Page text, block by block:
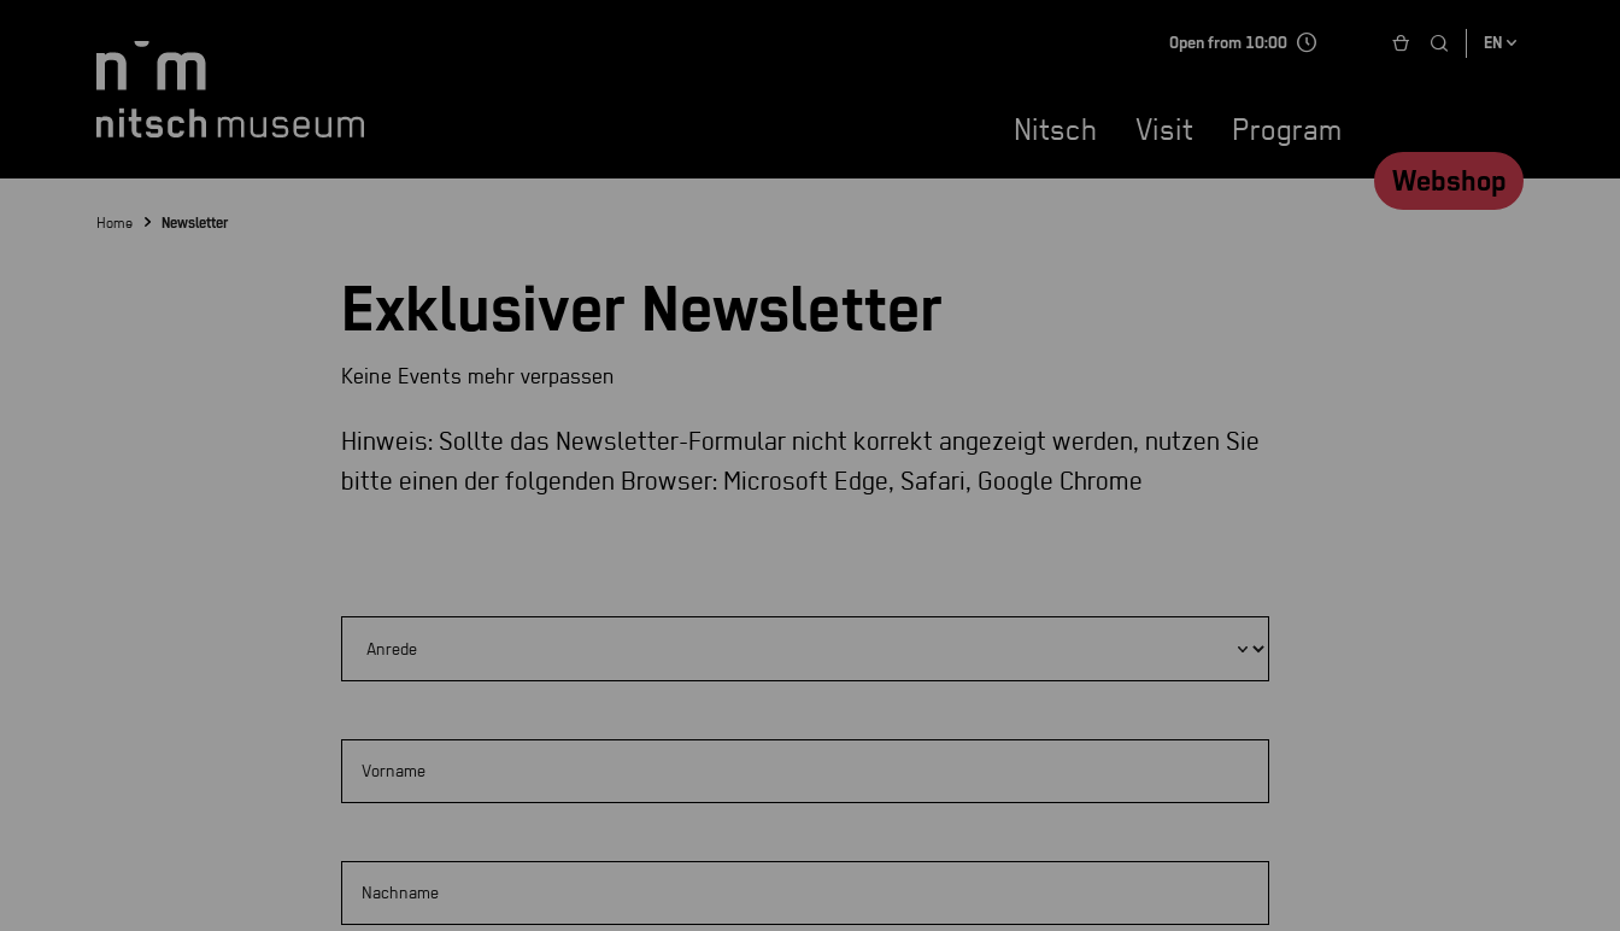
Webshop
Open from 10:00 EN
Nitsch Visit Program
Home Newsletter
Exklusiver Newsletter
Keine Events mehr verpassen
Hinweis: Sollte das Newsletter-Formular nicht korrekt angezeigt werden, nutzen Sie
bitte einen der folgenden Browser: Microsoft Edge, Safari, Google Chrome